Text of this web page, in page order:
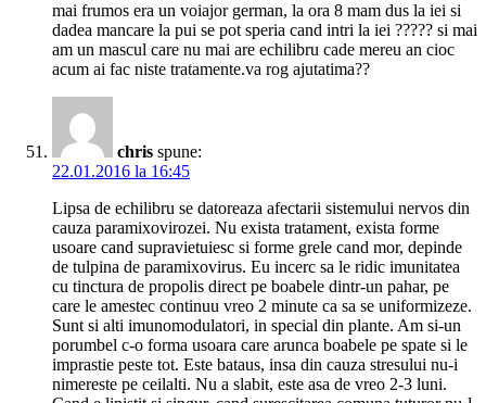
mai frumos era un voiajor german, la ora 8 mam dus la iei si
dadea mancare la pui se pot speria cand intri la iei ????? si mai
am un mascul care nu mai are echilibru cade mereu an cioc
acum ai fac niste tratamente.va rog ajutatima??
chris spune:
22.01.2016 la 16:45
Lipsa de echilibru se datoreaza afectarii sistemului nervos din
cauza paramixovirozei. Nu exista tratament, exista forme
usoare cand supravietuiesc si forme grele cand mor, depinde
de tulpina de paramixovirus. Eu incerc sa le ridic imunitatea
cu tinctura de propolis direct pe boabele dintr-un pahar, pe
care le amestec continuu vreo 2 minute ca sa se uniformizeze.
Sunt si alti imunomodulatori, in special din plante. Am si-un
porumbel c-o forma usoara care arunca boabele pe spate si le
imprastie peste tot. Este bataus, insa din cauza stresului nu-i
nimereste pe ceilalti. Nu a slabit, este asa de vreo 2-3 luni.